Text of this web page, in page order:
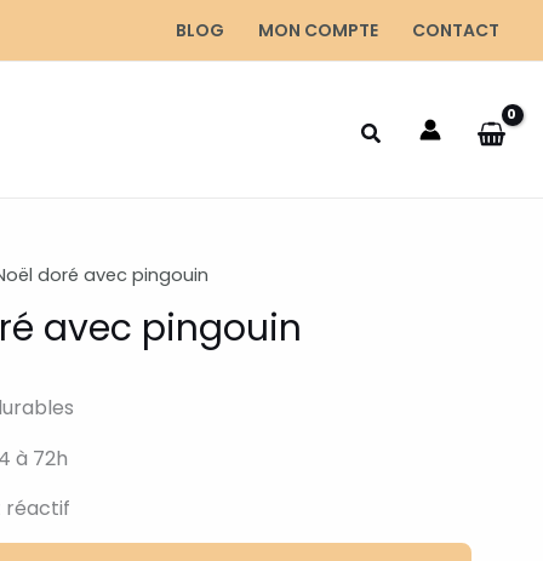
BLOG MON COMPTE CONTACT
doré avec pingouin
avec pingouin
à 72h
réactif